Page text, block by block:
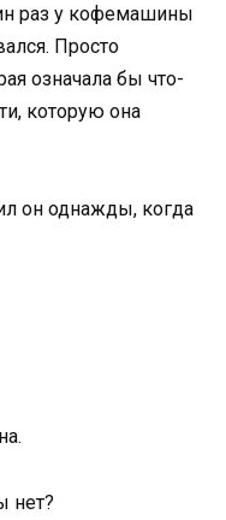
раз у кофемашины
Просто
означала бы что-
которую она
он однажды, когда
нет?